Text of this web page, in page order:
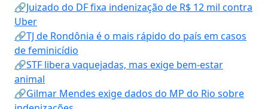
🔗Juizado do DF fixa indenização de R$ 12 mil contra
Uber
🔗TJ de Rondônia é o mais rápido do país em casos
de feminicídio
🔗STF libera vaquejadas, mas exige bem-estar
animal
🔗Gilmar Mendes exige dados do MP do Rio sobre